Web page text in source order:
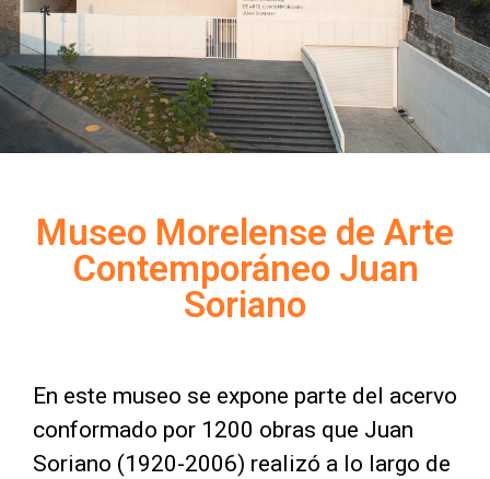
Museo Morelense de Arte
Contemporáneo Juan
Soriano
En este museo se expone parte del acervo
conformado por 1200 obras que Juan
Soriano (1920-2006) realizó a lo largo de